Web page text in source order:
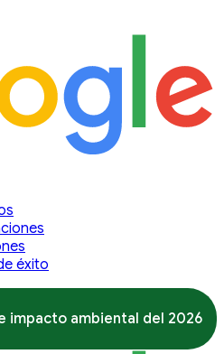
éxito
impacto ambiental del 2026